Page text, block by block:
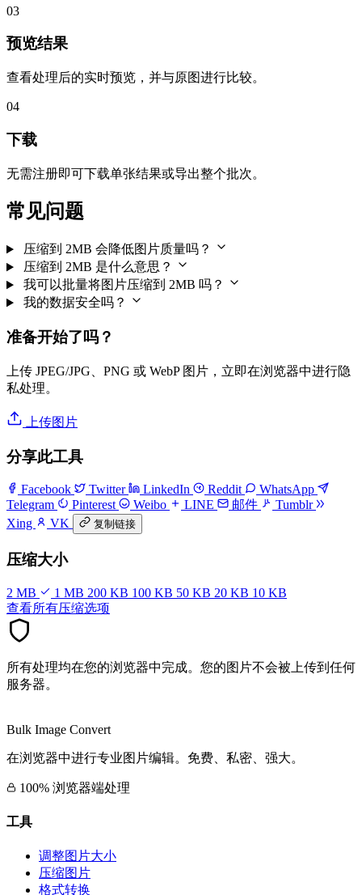
03
预览结果
查看处理后的实时预览，并与原图进行比较。
04
下载
无需注册即可下载单张结果或导出整个批次。
常见问题
压缩到 2MB 会降低图片质量吗？
压缩到 2MB 是什么意思？
我可以批量将图片压缩到 2MB 吗？
我的数据安全吗？
准备开始了吗？
上传 JPEG/JPG、PNG 或 WebP 图片，立即在浏览器中进行隐
私处理。
上传图片
分享此工具
Facebook Twitter LinkedIn Reddit
WhatsApp
Telegram
Pinterest Weibo LINE 邮件
Tumblr
Xing
VK 复制链接
压缩大小
2 MB 1 MB 200 KB 100 KB 50 KB 20 KB 10 KB
查看所有压缩选项
所有处理均在您的浏览器中完成。您的图片不会被上传到任何
服务器。
Bulk Image Convert
在浏览器中进行专业图片编辑。免费、私密、强大。
100% 浏览器端处理
工具
调整图片大小
压缩图片
格式转换